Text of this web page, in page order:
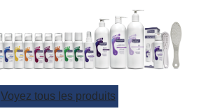
Voyez tous les produits